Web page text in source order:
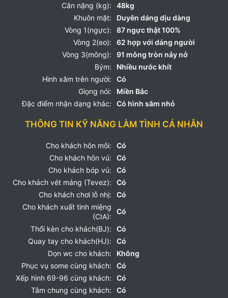
Cân nặng (kg):
48kg
Khuôn mặt:
Duyên dáng dịu dàng
Vòng 1(ngực):
87 ngực thật 100%
Vòng 2(eo):
62 hợp với dáng người
Vòng 3(mông):
91 mông tròn nảy nở
Bým:
Nhiều nước khít
Hình xăm trên người:
Có
Giọng nói:
Miền Bắc
Đặc điểm nhận dạng khác:
Có hình săm nhỏ
THÔNG TIN KỸ NĂNG LÀM TÌNH CÁ NHÂN
Cho khách hôn môi:
Có
Cho khách hôn vú:
Có
Cho khách bóp vú:
Có
Cho khách vét máng (Tevez):
Có
Cho khách chơi lỗ nhị:
Có
Cho khách xuất tinh miệng
(CIA):
Có
Thổi kèn cho khách(BJ):
Có
Quay tay cho khách(HJ):
Có
Dọn wc cho khách:
Không
Phục vụ some cùng khách:
Có
Xếp hình 69-96 cùng khách:
Có
Tắm chung cùng khách:
Có